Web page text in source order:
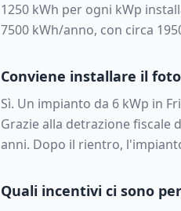
1250 kWh per ogni kWp
7500 kWh/anno, con circa
Conviene installare il
Sì. Un impianto da 6 kWp in
Grazie alla detrazione fiscale
anni. Dopo il rientro,
Quali incentivi ci sono